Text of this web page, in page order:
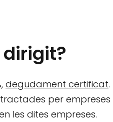
degudament certificat.
per empreses
les dites empreses.